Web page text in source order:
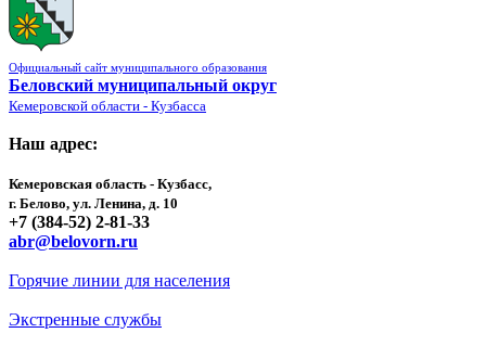
Официальный сайт муниципального образования
Беловский муниципальный округ
Кемеровской области - Кузбасса
Наш адрес:
Кемеровская область - Кузбасс,
г. Белово, ул. Ленина, д. 10
+7 (384-52) 2-81-33
abr@belovorn.ru
Горячие линии для населения
Экстренные службы